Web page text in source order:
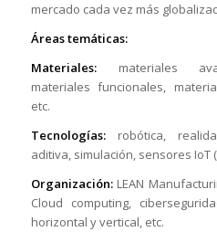
mercado cada vez más
Áreas temáticas:
Materiales:materiales
materiales funcionales,
etc.
Tecnologías:robótica,
aditiva, simulación, sensores IoT
Organización: LEAN
Cloud computing,
horizontal y vertical, etc.